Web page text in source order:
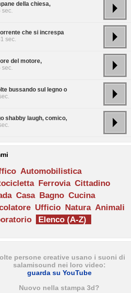
della chiesa,
sec.
che si increspa
sec.
del motore,
sec.
bussando sul legno o
shabby laugh, comico,
Automobilistica
Ferrovia Cittadino
Casa Bagno Cucina
Ufficio Natura Animali
Elenco (A-Z)
persone creative usano i suoni di
salamisound nei loro video:
guarda su YouTube
Nuovo nella stampa 3d?